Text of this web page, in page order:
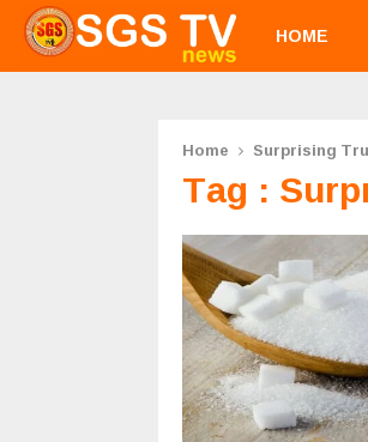
HOME
Home Surprising
Tag :